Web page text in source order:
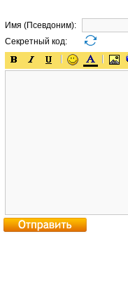
Имя (Псевдоним):
Секретный код: